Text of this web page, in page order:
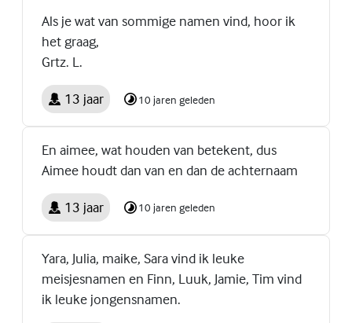
Als je wat van sommige namen vind, hoor ik
het graag,
Grtz. L.
13 jaar 10 jaren geleden
En aimee, wat houden van betekent, dus
Aimee houdt dan van en dan de achternaam
13 jaar 10 jaren geleden
Yara, Julia, maike, Sara vind ik leuke
meisjesnamen en Finn, Luuk, Jamie, Tim vind
ik leuke jongensnamen.